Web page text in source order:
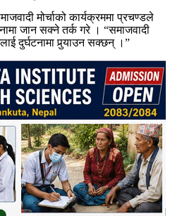
मोर्चाको कार्यक्रममा प्रचण्डले
जान सक्ने तर्क गरे । “समाजवादी
दुर्घटनामा पुर्‍याउन सक्छन् ।”